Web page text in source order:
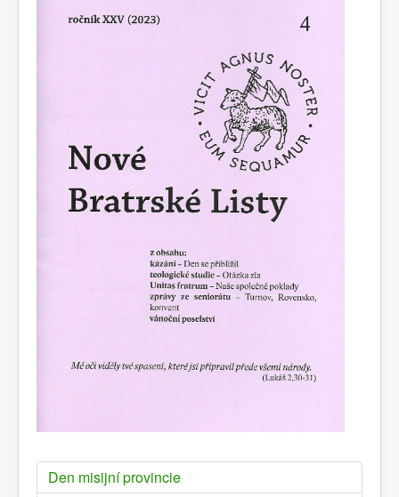
Den misijní provincie